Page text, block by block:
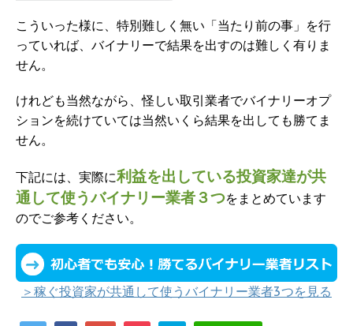
こういった様に、特別難しく無い「当たり前の事」を行
っていれば、バイナリーで結果を出すのは難しく有りま
せん。
けれども当然ながら、怪しい取引業者でバイナリーオプ
ションを続けていては当然いくら結果を出しても勝てま
せん。
下記には、実際に利益を出している投資家達が共
通して使うバイナリー業者３つをまとめています
のでご参考ください。
＞稼ぐ投資家が共通して使うバイナリー業者3つを見る